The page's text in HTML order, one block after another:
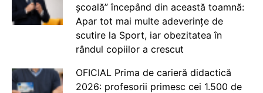
școală” începând din această toamnă:
Apar tot mai multe adeverințe de
scutire la Sport, iar obezitatea în
rândul copiilor a crescut
OFICIAL Prima de carieră didactică
2026: profesorii primesc cei 1.500 de